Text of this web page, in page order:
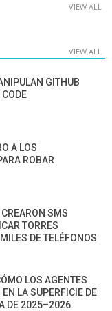
VIEW ALL
VIEW ALL
GITHUB
A LOS
ROBAR
SMS
TORRES
DE TELÉFONOS
LOS AGENTES
LA SUPERFICIE DE
DE 2025–2026